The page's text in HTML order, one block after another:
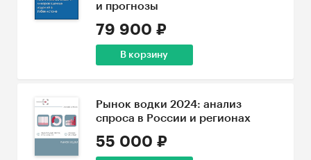
и прогнозы
79 900 ₽
В корзину
Рынок водки 2024: анализ
спроса в России и регионах
55 000 ₽